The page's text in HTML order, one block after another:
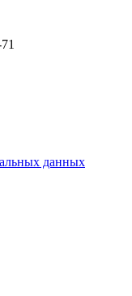
данных